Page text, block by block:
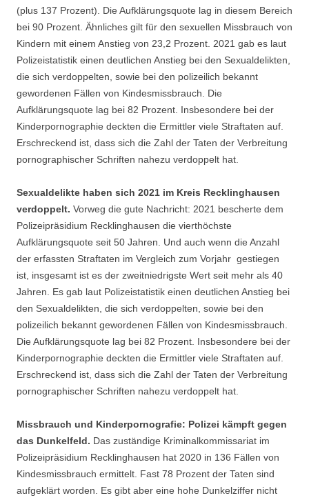
(plus 137 Prozent). Die Aufklärungsquote lag in diesem Bereich
bei 90 Prozent. Ähnliches gilt für den sexuellen Missbrauch von
Kindern mit einem Anstieg von 23,2 Prozent. 2021 gab es laut
Polizeistatistik einen deutlichen Anstieg bei den Sexualdelikten,
die sich verdoppelten, sowie bei den polizeilich bekannt
gewordenen Fällen von Kindesmissbrauch. Die
Aufklärungsquote lag bei 82 Prozent. Insbesondere bei der
Kinderpornographie deckten die Ermittler viele Straftaten auf.
Erschreckend ist, dass sich die Zahl der Taten der Verbreitung
pornographischer Schriften nahezu verdoppelt hat.
Sexualdelikte haben sich 2021 im Kreis Recklinghausen
verdoppelt. Vorweg die gute Nachricht: 2021 bescherte dem
Polizeipräsidium Recklinghausen die vierthöchste
Aufklärungsquote seit 50 Jahren. Und auch wenn die Anzahl
der erfassten Straftaten im Vergleich zum Vorjahr gestiegen
ist, insgesamt ist es der zweitniedrigste Wert seit mehr als 40
Jahren. Es gab laut Polizeistatistik einen deutlichen Anstieg bei
den Sexualdelikten, die sich verdoppelten, sowie bei den
polizeilich bekannt gewordenen Fällen von Kindesmissbrauch.
Die Aufklärungsquote lag bei 82 Prozent. Insbesondere bei der
Kinderpornographie deckten die Ermittler viele Straftaten auf.
Erschreckend ist, dass sich die Zahl der Taten der Verbreitung
pornographischer Schriften nahezu verdoppelt hat.
Missbrauch und Kinderpornografie: Polizei kämpft gegen
das Dunkelfeld. Das zuständige Kriminalkommissariat im
Polizeipräsidium Recklinghausen hat 2020 in 136 Fällen von
Kindesmissbrauch ermittelt. Fast 78 Prozent der Taten sind
aufgeklärt worden. Es gibt aber eine hohe Dunkelziffer nicht